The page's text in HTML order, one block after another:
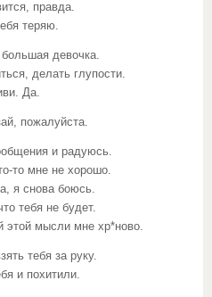
правда.
теряю.
девочка.
делать глупости.
Да.
пожалуйста.
и радуюсь.
то мне не хорошо.
я снова боюсь.
тебя не будет.
этой мысли мне хр*ново.
тебя за руку.
и похитили.